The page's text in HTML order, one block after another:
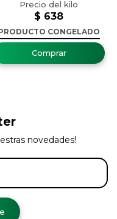
$ 638
CONGELADO
novedades!